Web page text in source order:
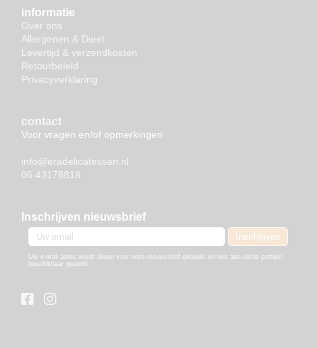
informatie
Over ons
Allergenen & Dieet
Levertijd & verzendkosten
Retourbeleid
Privacyverklaring
contact
Voor vragen en/of opmerkingen
info@eradelicatessen.nl
06 43178818
Inschrijven nieuwsbrief
Uw e-mail adres wordt alleen voor onze nieuwsbrief gebruikt en niet aan derde partijen
beschikbaar gesteld.